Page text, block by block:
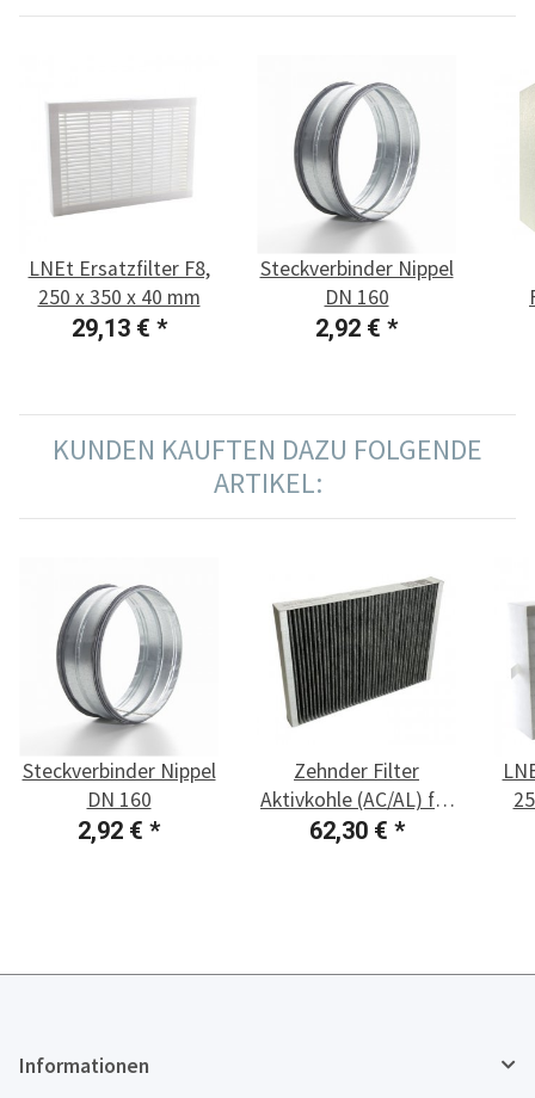
LNEt Ersatzfilter F8,
250 x 350 x 40 mm
29,13 € *
Steckverbinder Nippel
DN 160
2,92 € *
KUNDEN KAUFTEN DAZU FOLGENDE
ARTIKEL:
Steckverbinder Nippel
DN 160
2,92 € *
Zehnder Filter
Aktivkohle (AC/AL) für
Iso-Filterbox DN 160
62,30 € *
Informationen